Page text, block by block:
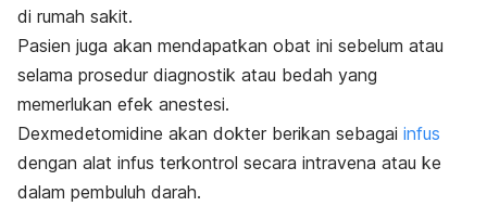
di rumah sakit.
Pasien juga akan mendapatkan obat ini sebelum atau
selama prosedur diagnostik atau bedah yang
memerlukan efek anestesi.
Dexmedetomidine akan dokter berikan sebagai infus
dengan alat infus terkontrol secara intravena atau ke
dalam pembuluh darah.